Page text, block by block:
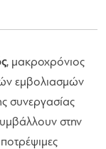
, μακροχρόνιος
εμβολιασμών
συνεργασίας
στην